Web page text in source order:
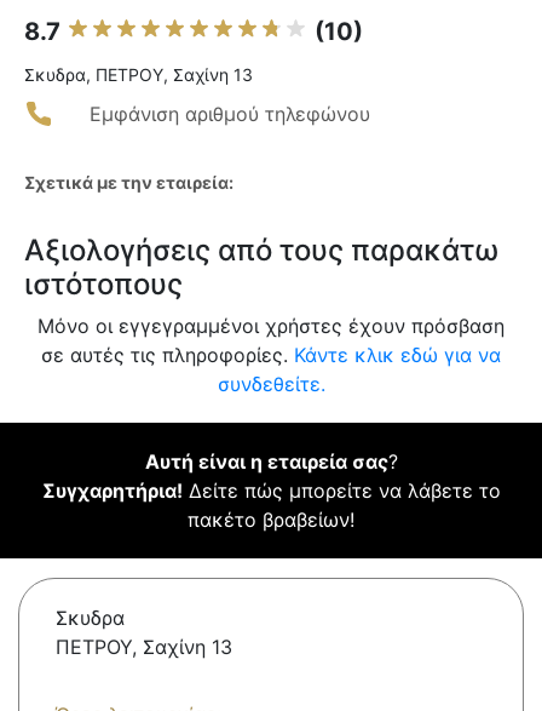
8.7 (10)
Σκυδρα, ΠΕΤΡΟΥ, Σαχίνη 13
Εμφάνιση αριθμού τηλεφώνου
Σχετικά με την εταιρεία:
Αξιολογήσεις από τους παρακάτω
ιστότοπους
Μόνο οι εγγεγραμμένοι χρήστες έχουν πρόσβαση
σε αυτές τις πληροφορίες. Κάντε κλικ εδώ για να
συνδεθείτε.
Αυτή είναι η εταιρεία σας?
Συγχαρητήρια! Δείτε πώς μπορείτε να λάβετε το
πακέτο βραβείων!
Σκυδρα
ΠΕΤΡΟΥ, Σαχίνη 13